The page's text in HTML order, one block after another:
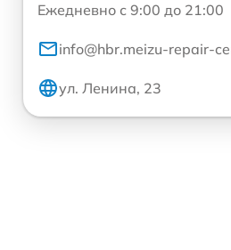
Ежедневно с 9:00 до 21:00
info@hbr.meizu-repair-
ул. Ленина, 23